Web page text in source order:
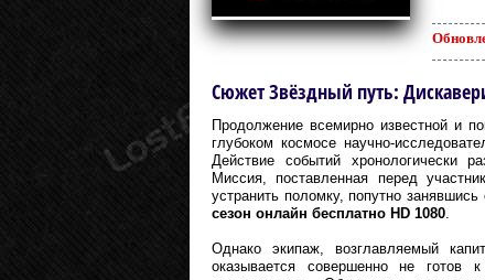
Сюжет Звёздный путь:
Продолжение всемирно известной и
глубоком космосе научно-
Действие событий хронологически
Миссия, поставленная перед
устранить поломку, попутно
сезон онлайн бесплатно HD 1080.
Однако экипаж, возглавляемый
оказывается совершенно не готов